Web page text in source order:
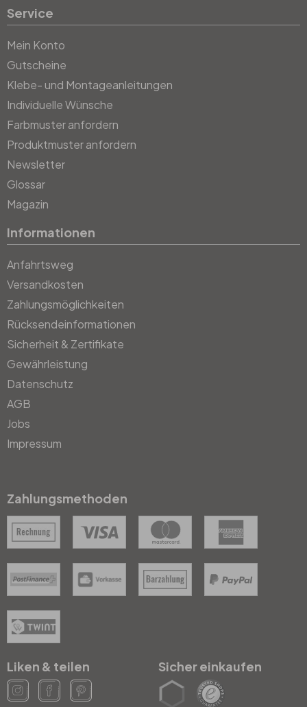
Service
Mein Konto
Gutscheine
Klebe- und Montageanleitungen
Individuelle Wünsche
Farbmuster anfordern
Produktmuster anfordern
Newsletter
Glossar
Magazin
Informationen
Anfahrtsweg
Versandkosten
Zahlungsmöglichkeiten
Rücksendeinformationen
Sicherheit & Zertifikate
Gewährleistung
Datenschutz
AGB
Jobs
Impressum
Zahlungsmethoden
Liken & teilen Sicher einkaufen